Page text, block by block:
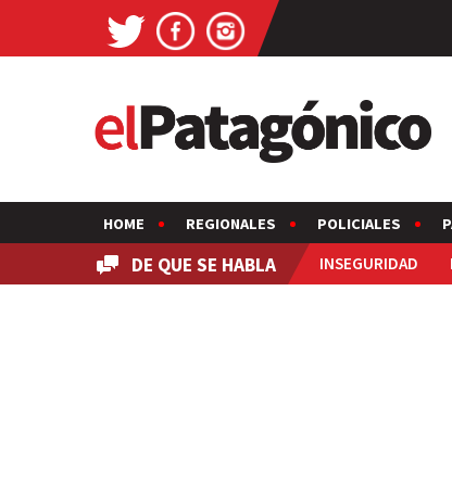
HOME REGIONALES POLICIALES
DE QUE SE HABLA INSEGURIDAD